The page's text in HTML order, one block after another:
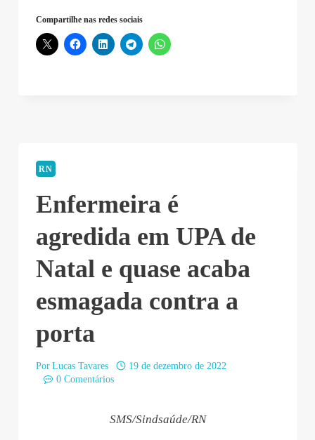
Compartilhe nas redes sociais
RN
Enfermeira é
agredida em UPA de
Natal e quase acaba
esmagada contra a
porta
Por Lucas Tavares
19 de dezembro de 2022
0 Comentários
SMS/Sindsaúde/RN